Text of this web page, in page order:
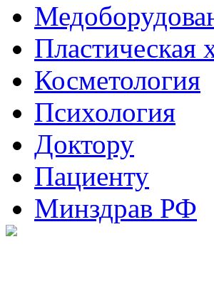
Пластическая
Косметология
Психология
Доктору
Пациенту
Минздрав РФ